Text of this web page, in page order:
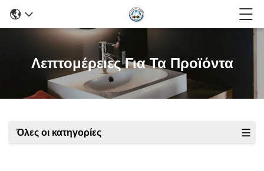
Λεπτομέρειες Για Τα Προϊόντα
Όλες οι κατηγορίες